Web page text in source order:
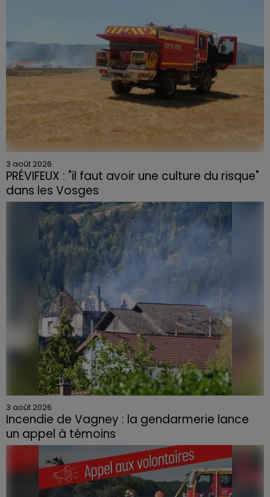
3 août 2026
PRÉVIFEUX : "il faut avoir une culture du risque"
dans les Vosges
3 août 2026
Incendie de Vagney : la gendarmerie lance
un appel à témoins
Le feu, parti d'une haie avant de se propager au
quartier résidentiel, avait détruit deux habitations et
contraint à l'évacuation d'une centaine de personnes.